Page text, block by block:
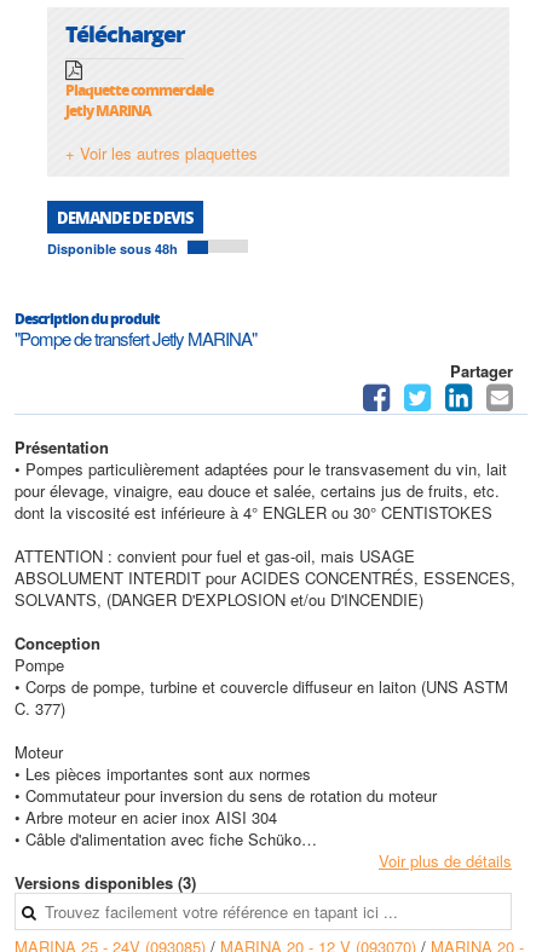
Télécharger
Plaquette commerciale
Jetly MARINA
+ Voir les autres plaquettes
DEMANDE DE DEVIS
Disponible sous 48h
Description du produit
"Pompe de transfert Jetly MARINA"
Partager
Présentation
• Pompes particulièrement adaptées pour le transvasement du vin, lait
pour élevage, vinaigre, eau douce et salée, certains jus de fruits, etc.
dont la viscosité est inférieure à 4° ENGLER ou 30° CENTISTOKES
ATTENTION : convient pour fuel et gas-oil, mais USAGE
ABSOLUMENT INTERDIT pour ACIDES CONCENTRÉS, ESSENCES,
SOLVANTS, (DANGER D'EXPLOSION et/ou D'INCENDIE)
Conception
Pompe
• Corps de pompe, turbine et couvercle diffuseur en laiton (UNS ASTM
C. 377)
Moteur
• Les pièces importantes sont aux normes
• Commutateur pour inversion du sens de rotation du moteur
• Arbre moteur en acier inox AISI 304
• Câble d'alimentation avec fiche Schüko
• Prévu pour service continu
• Indice de protection : IP 44
• Bobinage classe B
Voir plus de détails
Versions disponibles (3)
MARINA 25 - 24V (093085) / MARINA 20 - 12 V (093070) / MARINA 20 -